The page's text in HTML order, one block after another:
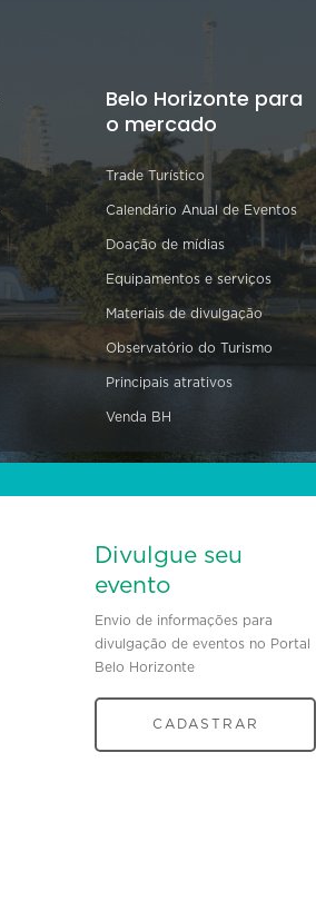
Belo Horizonte para
o mercado
Trade Turístico
Calendário Anual de Eventos
Doação de mídias
Equipamentos e serviços
Materiais de divulgação
Observatório do Turismo
Principais atrativos
Venda BH
Divulgue seu
evento
Envio de informações para
divulgação de eventos no Portal
Belo Horizonte
CADASTRAR